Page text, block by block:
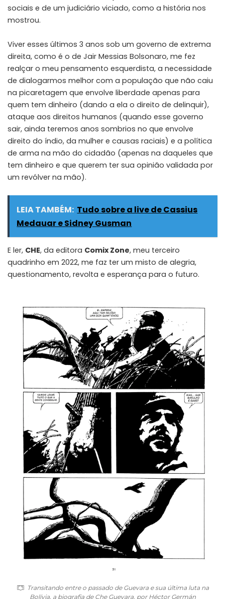
sociais e de um judiciário viciado, como a história nos
mostrou.
Viver esses últimos 3 anos sob um governo de extrema
direita, como é o de Jair Messias Bolsonaro, me fez
realçar o meu pensamento esquerdista, a necessidade
de dialogarmos melhor com a população que não caiu
na picaretagem que envolve liberdade apenas para
quem tem dinheiro (dando a ela o direito de delinquir),
ataque aos direitos humanos (quando esse governo
sair, ainda teremos anos sombrios no que envolve
direito do índio, da mulher e causas raciais) e a política
de arma na mão do cidadão (apenas na daqueles que
tem dinheiro e que querem ter sua opinião validada por
um revólver na mão).
LEIA TAMBÉM: Tudo sobre a live de Cassius
Medauar e Sidney Gusman
E ler, CHE, da editora Comix Zone, meu terceiro
quadrinho em 2022, me faz ter um misto de alegria,
questionamento, revolta e esperança para o futuro.
Transitando entre o passado de Guevara e sua última luta na
Bolívia, a biografia de Che Guevara, por Héctor Germán